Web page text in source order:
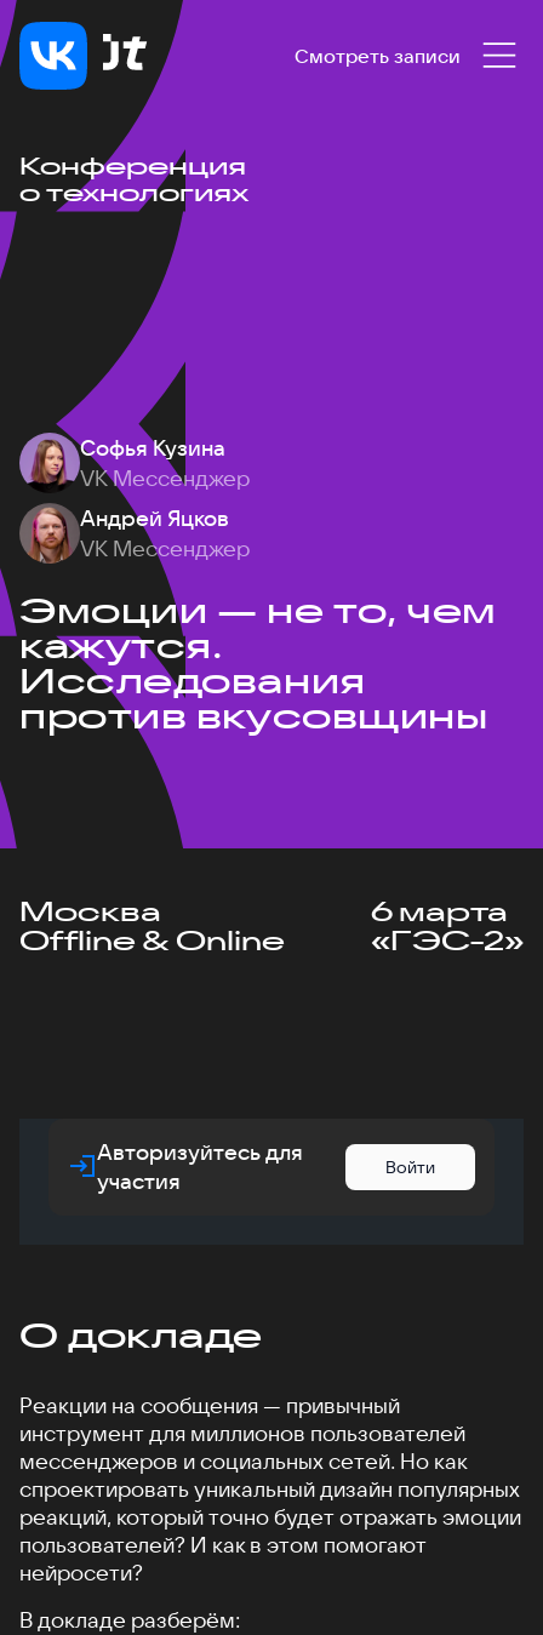
Смотреть записи
Конференция
о технологиях
Софья Кузина
VK Мессенджер
Андрей Яцков
VK Мессенджер
Эмоции — не то, чем
кажутся.
Исследования
против вкусовщины
Москва
Offline & Online
6 марта
«ГЭС-2»
Авторизуйтесь для
участия
Войти
О докладе
Реакции на сообщения — привычный
инструмент для миллионов пользователей
мессенджеров и социальных сетей. Но как
спроектировать уникальный дизайн популярных
реакций, который точно будет отражать эмоции
пользователей? И как в этом помогают
нейросети?
В докладе разберём: